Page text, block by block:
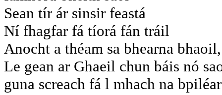
Sean tír ár sinsir feastá
Ní fhagfar fá tíorá fán tráil
Anocht a théam sa bhearna bhaoil,
Le gean ar Ghaeil chun báis nó
guna screach fá l mhach na bpiléar